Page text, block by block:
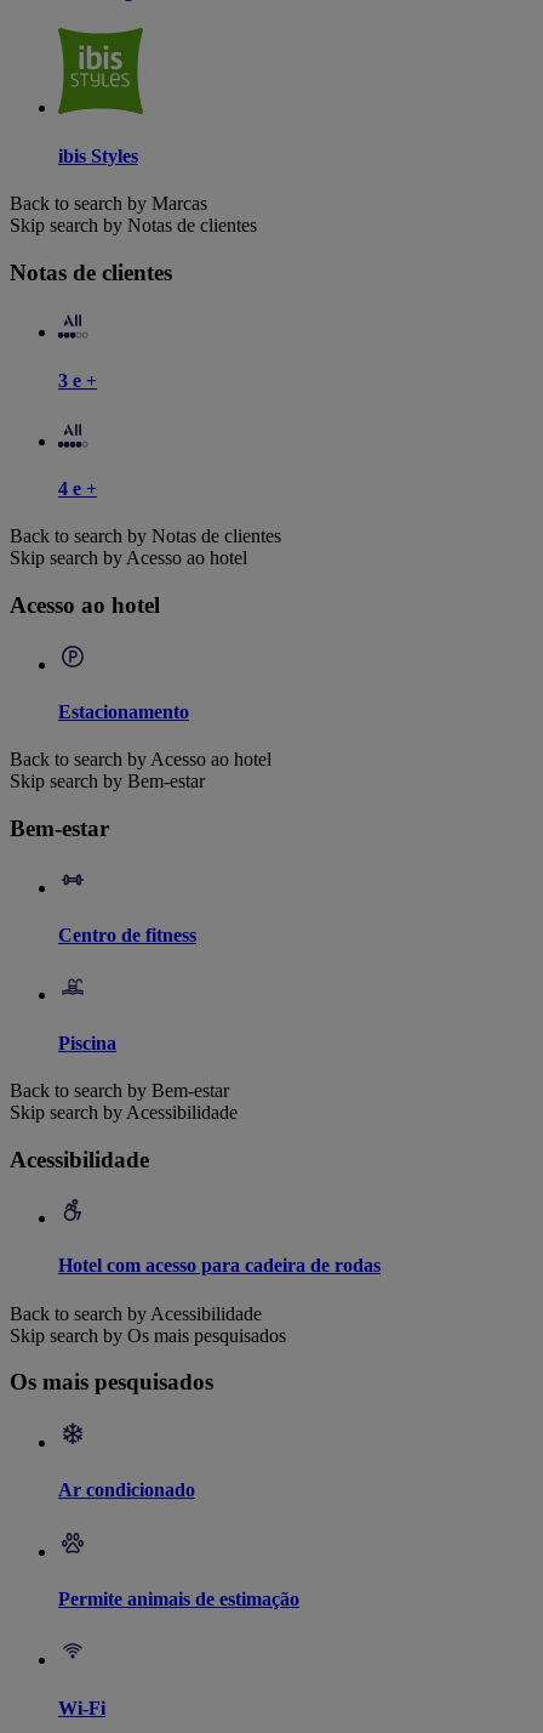
ibis Styles
Back to search by Marcas
Skip search by Notas de clientes
Notas de clientes
3 e +
4 e +
Back to search by Notas de clientes
Skip search by Acesso ao hotel
Acesso ao hotel
Estacionamento
Back to search by Acesso ao hotel
Skip search by Bem-estar
Bem-estar
Centro de fitness
Piscina
Back to search by Bem-estar
Skip search by Acessibilidade
Acessibilidade
Hotel com acesso para cadeira de rodas
Back to search by Acessibilidade
Skip search by Os mais pesquisados
Os mais pesquisados
Ar condicionado
Permite animais de estimação
Wi-Fi